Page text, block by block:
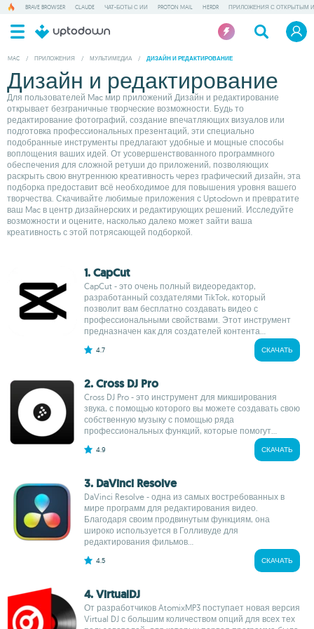
BRAVE BROWSER CLAUDE ЧАТ-БОТЫ С ИИ PROTON MAIL HERDR ПРИЛОЖЕНИЯ С ОТКРЫТЫМ
MAC / ПРИЛОЖЕНИЯ / МУЛЬТИМЕДИА / ДИЗАЙН И РЕДАКТИРОВАНИЕ
Дизайн и редактирование
Для пользователей Mac мир приложений Дизайн и редактирование
открывает безграничные творческие возможности. Будь то
редактирование фотографий, создание впечатляющих визуалов или
подготовка профессиональных презентаций, эти специально
подобранные инструменты предлагают удобные и мощные способы
воплощения ваших идей. От усовершенствованного программного
обеспечения для сложной ретуши до приложений, позволяющих
раскрыть свою внутреннюю креативность через графический дизайн, эта
подборка предоставит всё необходимое для повышения уровня вашего
творчества. Скачивайте любимые приложения с Uptodown и превратите
ваш Mac в центр дизайнерских и редактирующих решений. Исследуйте
возможности и оцените, насколько далеко может зайти ваша
креативность с этой потрясающей подборкой.
1. CapCut
CapCut - это очень полный видеоредактор,
разработанный создателями TikTok, который
позволит вам бесплатно создавать видео с
профессиональными свойствами. Этот инструмент
предназначен как для создателей контента...
4.7 СКАЧАТЬ
2. Cross DJ Pro
Cross DJ Pro - это инструмент для микширования
звука, с помощью которого вы можете создавать свою
собственную музыку с помощью ряда
профессиональных функций, которые помогут...
4.9 СКАЧАТЬ
3. DaVinci Resolve
DaVinci Resolve - одна из самых востребованных в
мире программ для редактирования видео.
Благодаря своим продвинутым функциям, она
широко используется в Голливуде для
редактирования фильмов...
4.5 СКАЧАТЬ
4. VirtualDJ
От разработчиков AtomixMP3 поступает новая версия
Virtual DJ с большим количеством опций для всех тех